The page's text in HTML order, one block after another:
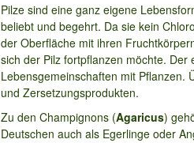
Pilze sind eine ganz eigene
beliebt und begehrt. Da sie kein
der Oberfläche mit ihren
sich der Pilz fortpflanzen möchte.
Lebensgemeinschaften mit Pflanzen.
und Zersetzungsprodukten.
Zu den Champignons (Agaricus)
Deutschen auch als Egerlinge oder